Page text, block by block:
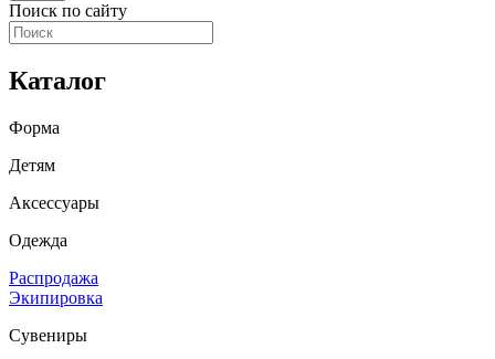
Поиск по сайту
Каталог
Форма
Детям
Аксессуары
Одежда
Распродажа
Экипировка
Сувениры